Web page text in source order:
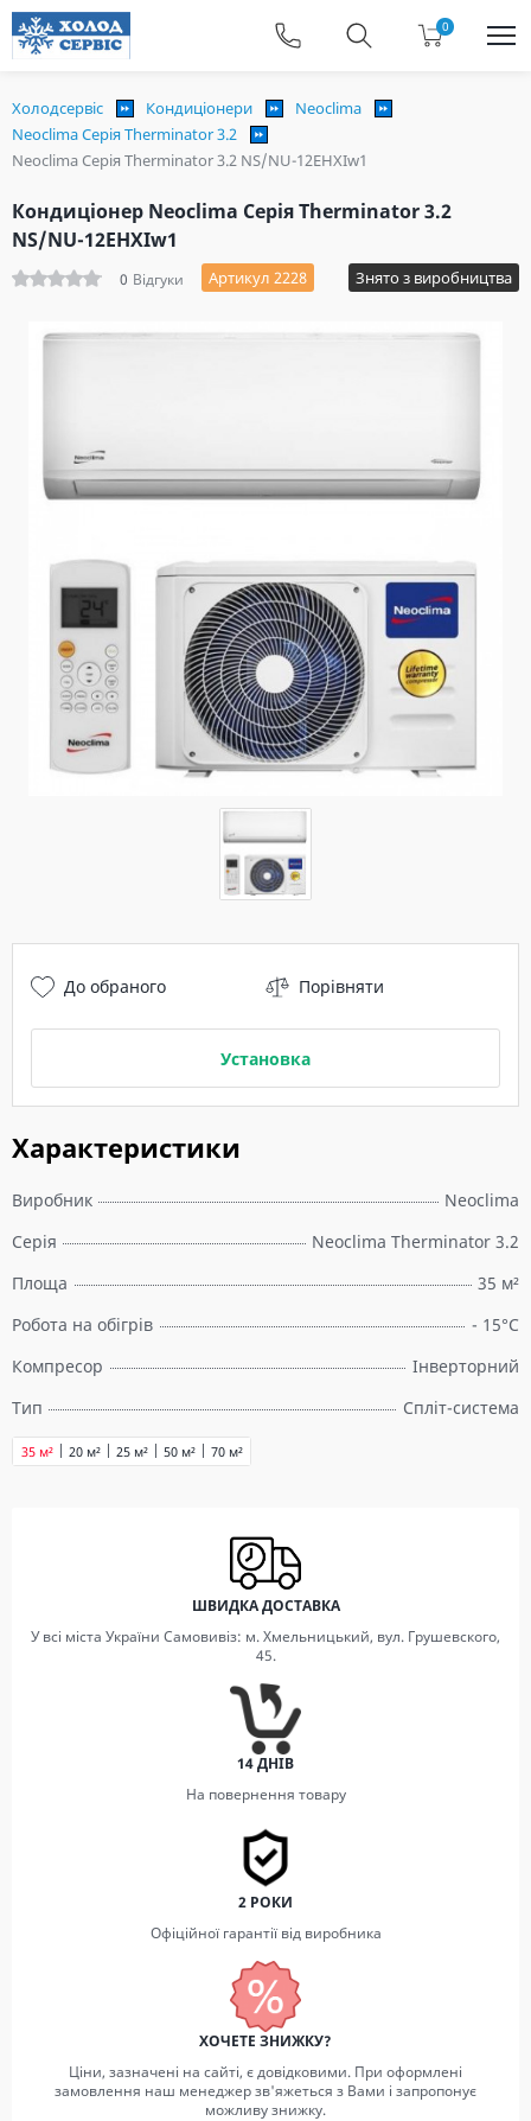
0
Холодсервіс Кондиціонери
Neoclima
Neoclima Серія Therminator 3.2
Neoclima Серія Therminator 3.2 NS/NU-12EHXIw1
Кондиціонер Neoclima Серія Therminator 3.2
NS/NU-12EHXIw1
0 Відгуки Артикул 2228 Знято з виробництва
Характеристики
Виробник
Neoclima
Серія
Neoclima Therminator 3.2
Площа
35 м²
Робота на обігрів
- 15°C
Компресор
Інверторний
Тип
Спліт-система
20 м² 25 м²
35 м² 50 м² 70 м²
До обраного Порівняти
Установка
ШВИДКА ДОСТАВКА
У всі міста України Самовивіз: м. Хмельницький, вул. Грушевского,
45.
14 ДНІВ
На повернення товару
2 РОКИ
Офіційної гарантії від виробника
ХОЧЕТЕ ЗНИЖКУ?
Ціни, зазначені на сайті, є довідковими. При оформлені
замовлення наш менеджер зв'яжеться з Вами і запропонує
можливу знижку.